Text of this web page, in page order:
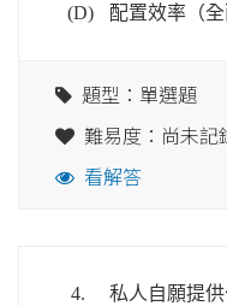
(D) 配置效率（全
題型：單選題
難易度：尚未記
看解答
4.
私人自願提